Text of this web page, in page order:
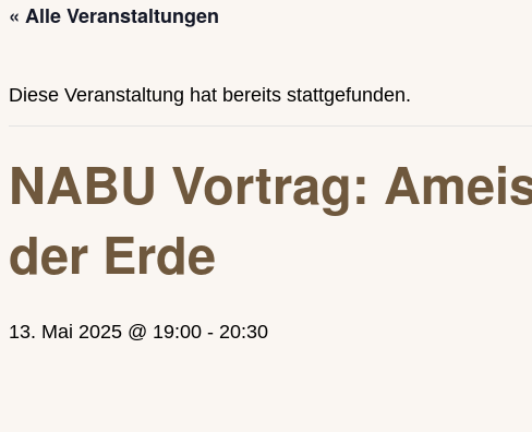
durchsuchen
« Alle Veranstaltungen
Diese Veranstaltung hat bereits stattgefunden.
NABU Vortrag:
der Erde
13. Mai 2025 @ 19:00 - 20:30